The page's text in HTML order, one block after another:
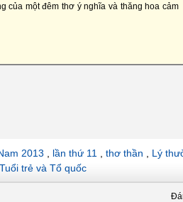
của một đêm thơ ý nghĩa và thăng hoa cảm
2013 lần thứ 11 thơ thần
Lý
Tuổi trẻ và Tổ quốc